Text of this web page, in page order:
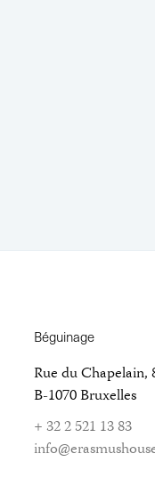
Béguinage
Rue du Chapelain,
B-1070 Bruxelles
+ 32 2 521 13 83